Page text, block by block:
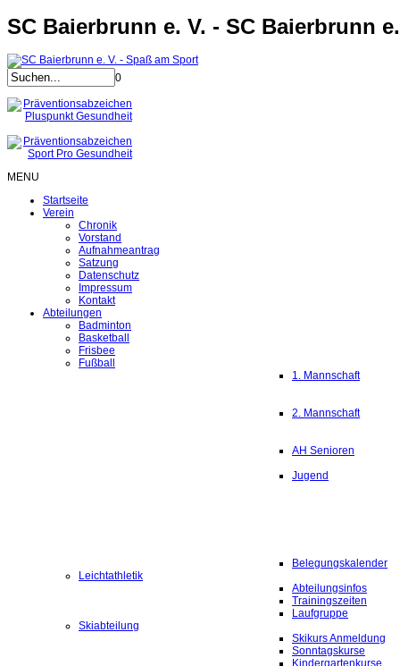
SC Baierbrunn e. V. - SC Baierbrunn
0
MENU
Startseite
Verein
Chronik
Vorstand
Aufnahmeantrag
Satzung
Datenschutz
Impressum
Kontakt
Abteilungen
Badminton
Basketball
Frisbee
Fußball
1. Mannschaft
2. Mannschaft
AH Senioren
Jugend
Belegungskalender
Leichtathletik
Abteilungsinfos
Trainingszeiten
Laufgruppe
Skiabteilung
Skikurs Anmeldung
Sonntagskurse
Kindergartenkurse